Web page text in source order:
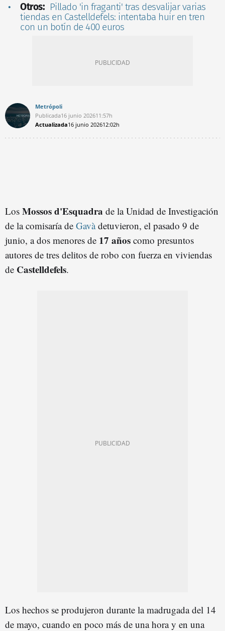
Otros: Pillado 'in fraganti' tras desvalijar varias
tiendas en Castelldefels: intentaba huir en tren
con un botín de 400 euros
Metrópoli
Publicada16 junio 202611:57h
Actualizada16 junio 202612:02h
Los Mossos d'Esquadra de la Unidad de Investigación
de la comisaría de Gavàdetuvieron, el pasado 9 de
junio, a dos menores de 17 años como presuntos
autores de tres delitos de robo con fuerza en viviendas
de Castelldefels.
Los hechos se produjeron durante la madrugada del 14
de mayo, cuando en poco más de una hora y en una